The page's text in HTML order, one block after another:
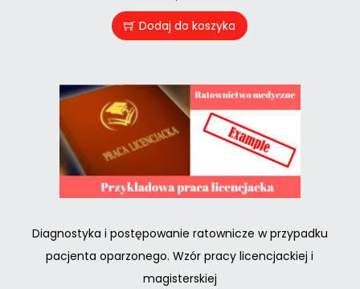
Dodaj do koszyka
Diagnostyka i postępowanie ratownicze w przypadku
pacjenta oparzonego. Wzór pracy licencjackiej i
magisterskiej